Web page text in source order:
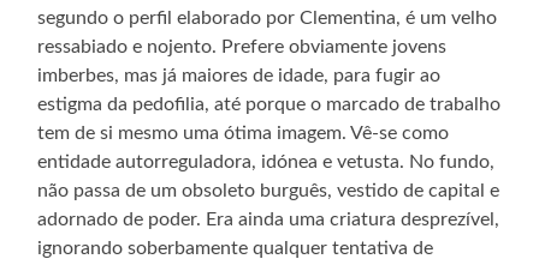
segundo o perfil elaborado por Clementina, é um velho
ressabiado e nojento. Prefere obviamente jovens
imberbes, mas já maiores de idade, para fugir ao
estigma da pedofilia, até porque o marcado de trabalho
tem de si mesmo uma ótima imagem. Vê-se como
entidade autorreguladora, idónea e vetusta. No fundo,
não passa de um obsoleto burguês, vestido de capital e
adornado de poder. Era ainda uma criatura desprezível,
ignorando soberbamente qualquer tentativa de